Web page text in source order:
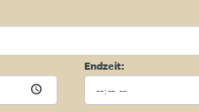
Endzeit: